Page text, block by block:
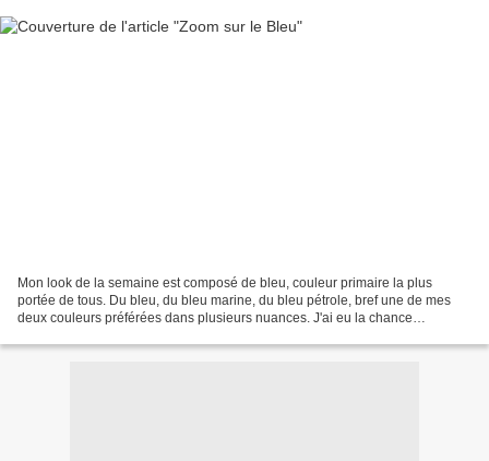
Mon look de la semaine est composé de bleu, couleur primaire la plus
portée de tous. Du bleu, du bleu marine, du bleu pétrole, bref une de mes
deux couleurs préférées dans plusieurs nuances. J'ai eu la chance